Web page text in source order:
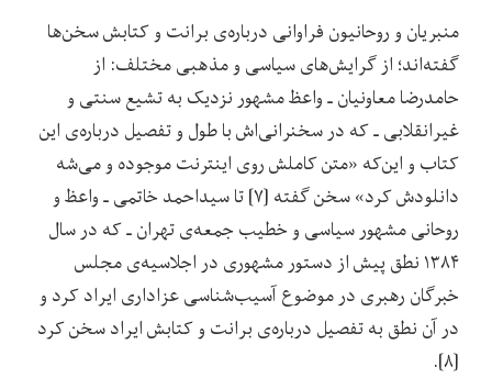
منبریان و روحانیون فراوانی درباره‌ی برانت و کتابش سخن‌ها
گفته‌اند؛ از گرایش‌های سیاسی و مذهبی مختلف: از
حامدرضا معاونیان ـ واعظ مشهور نزدیک به تشیع سنتی و
غیرانقلابی ـ که در سخنرانی‌اش با طول و تفصیل درباره‌ی این
کتاب و این‌که «متن کاملش روی اینترنت موجوده و می‌شه
دانلودش کرد» سخن گفته [۷] تا سیداحمد خاتمی ـ واعظ و
روحانی مشهور سیاسی و خطیب جمعه‌ی تهران ـ که در سال
۱۳۸۴ نطق پیش از دستور مشهوری در اجلاسیه‌ی مجلس
خبرگان رهبری در موضوع آسیب‌شناسی عزاداری ایراد کرد و
در آن نطق به تفصیل درباره‌ی برانت و کتابش ایراد سخن کرد
[۸].